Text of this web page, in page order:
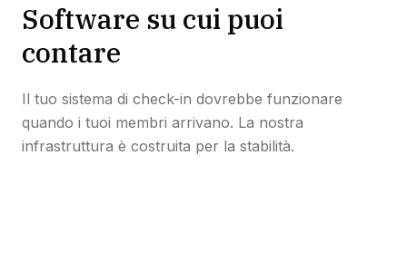
Software su cui puoi
contare
Il tuo sistema di check-in dovrebbe funzionare
quando i tuoi membri arrivano. La nostra
infrastruttura è costruita per la stabilità.